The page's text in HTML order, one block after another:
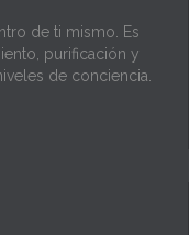
de ti mismo. Es
purificación y
de conciencia.